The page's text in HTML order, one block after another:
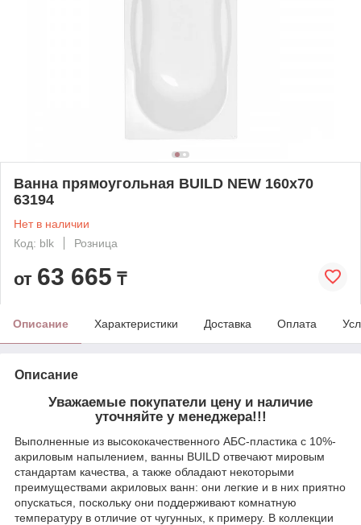
Ванна прямоугольная BUILD NEW 160x70
63194
Нет в наличии
Код: blk
Розница
от 63 665 ₸
Описание Характеристики Доставка Оплата
Описание
Уважаемые покупатели цену и наличие
уточняйте у менеджера!!!
Выполненные из высококачественного АБС-пластика с 10%-
акриловым напылением, ванны BUILD отвечают мировым
стандартам качества, а также обладают некоторыми
преимуществами акриловых ванн: они легкие и в них приятно
опускаться, поскольку они поддерживают комнатную
температуру в отличие от чугунных, к примеру. В коллекции